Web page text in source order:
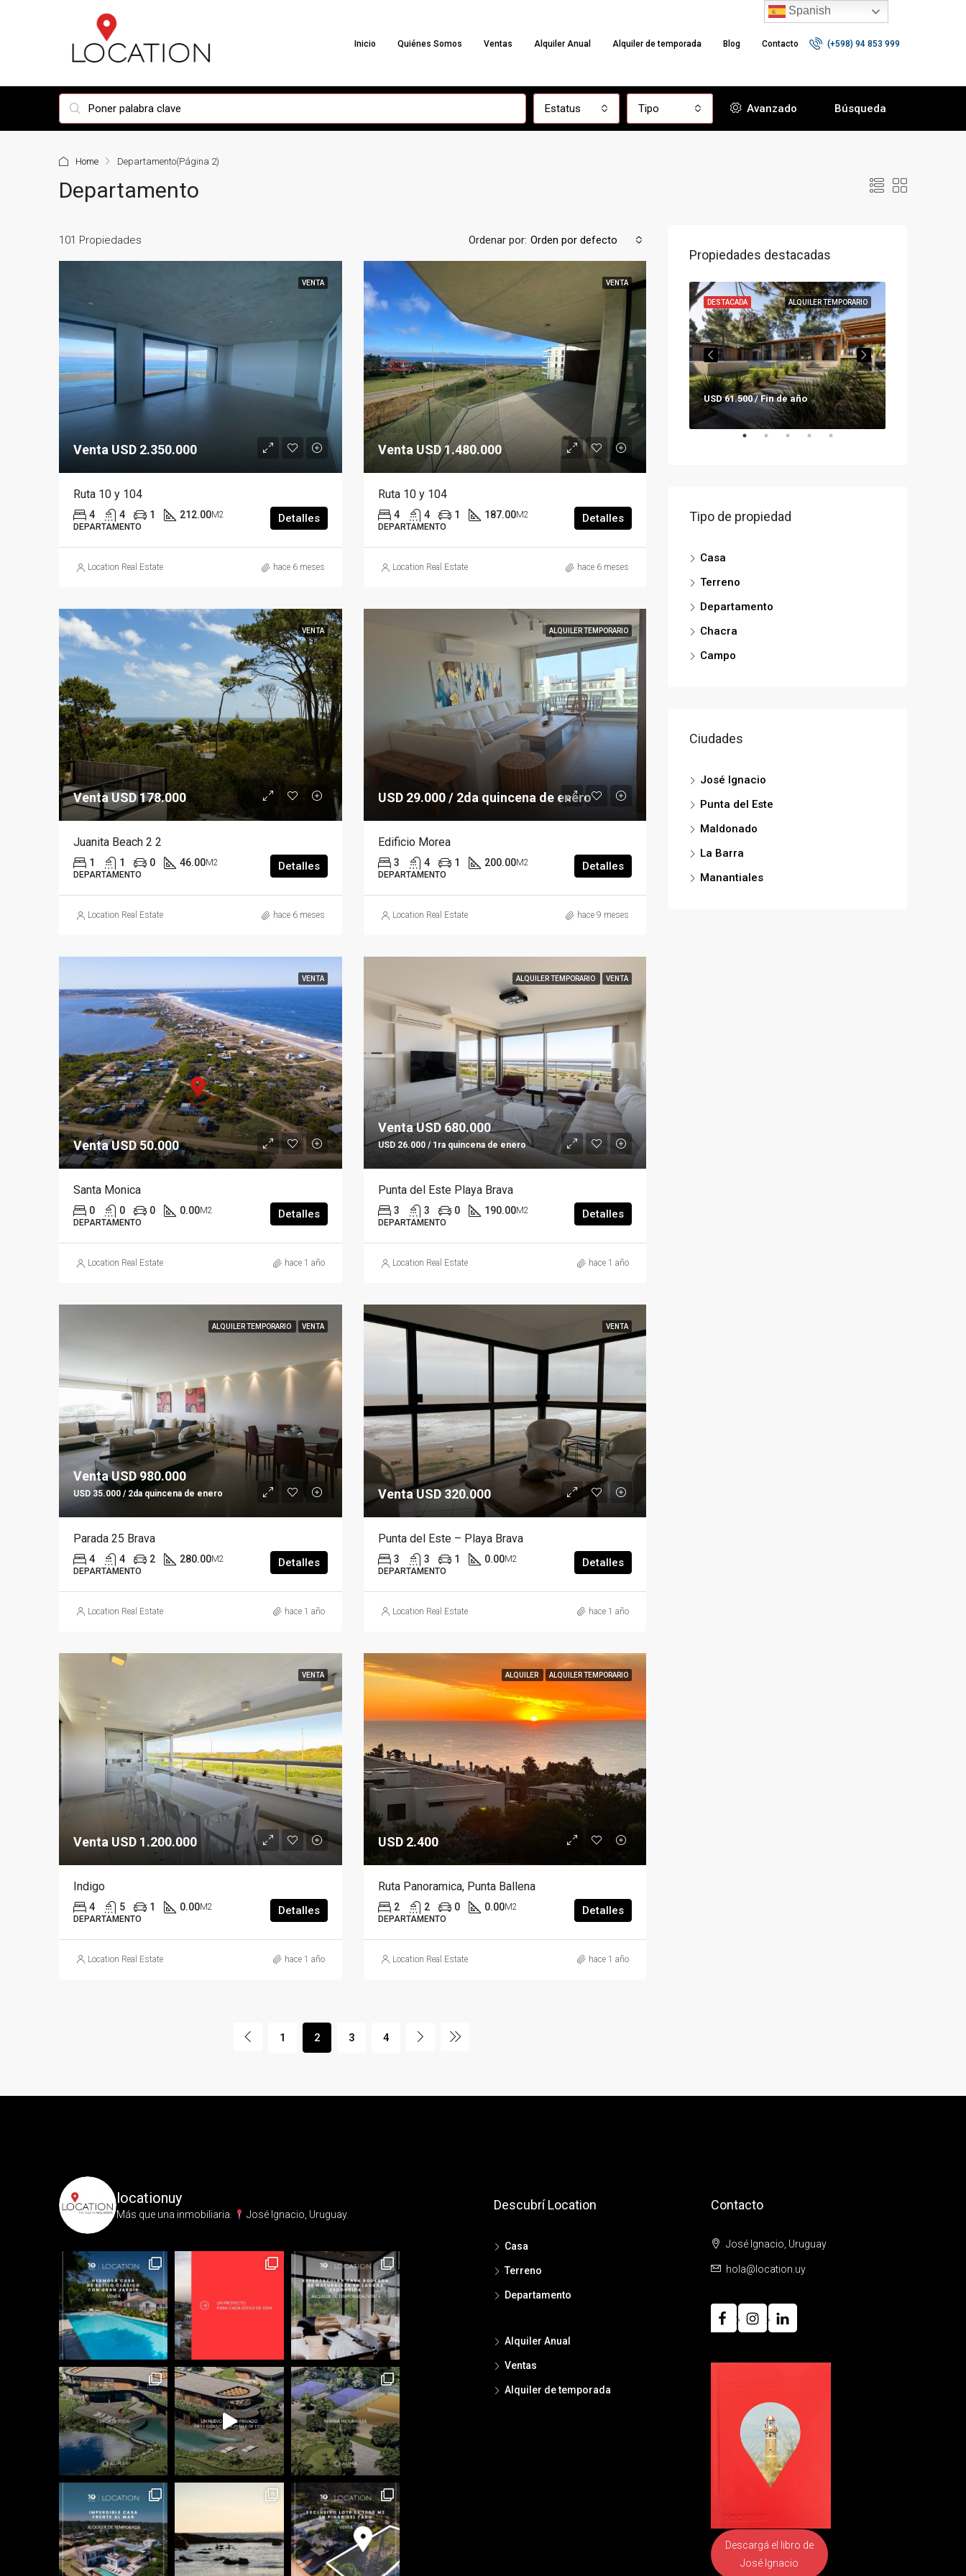
Inicio Quiénes Somos Ventas Alquiler Anual Alquiler de temporada Blog Contacto (+598) 94 853 999
Estatus Tipo Avanzado Búsqueda
Home Departamento(Página 2)
Departamento
101 Propiedades Ordenar por: Orden por defecto
VENTA
Venta USD 2.350.000
Ruta 10 y 104
4 4 1 212.00M2
DEPARTAMENTO
Detalles
Location Real Estate hace 6 meses
VENTA
Venta USD 1.480.000
Ruta 10 y 104
4 4 1 187.00M2
DEPARTAMENTO
Detalles
Location Real Estate hace 6 meses
VENTA
Venta USD 178.000
Juanita Beach 2 2
1 1 0 46.00M2
DEPARTAMENTO
Detalles
Location Real Estate hace 6 meses
ALQUILER TEMPORARIO
USD 29.000 / 2da quincena de enero
Edificio Morea
3 4 1 200.00M2
DEPARTAMENTO
Detalles
Location Real Estate hace 9 meses
VENTA
Venta USD 50.000
Santa Monica
0 0 0 0.00M2
DEPARTAMENTO
Detalles
Location Real Estate hace 1 año
ALQUILER TEMPORARIO VENTA
Venta USD 680.000
USD 26.000 / 1ra quincena de enero
Punta del Este Playa Brava
3 3 0 190.00M2
DEPARTAMENTO
Detalles
Location Real Estate hace 1 año
ALQUILER TEMPORARIO VENTA
Venta USD 980.000
USD 35.000 / 2da quincena de enero
Parada 25 Brava
4 4 2 280.00M2
DEPARTAMENTO
Detalles
Location Real Estate hace 1 año
VENTA
Venta USD 320.000
Punta del Este – Playa Brava
3 3 1 0.00M2
DEPARTAMENTO
Detalles
Location Real Estate hace 1 año
VENTA
Venta USD 1.200.000
Indigo
4 5 1 0.00M2
DEPARTAMENTO
Detalles
Location Real Estate hace 1 año
ALQUILER ALQUILER TEMPORARIO
USD 2.400
Ruta Panoramica, Punta Ballena
2 2 0 0.00M2
DEPARTAMENTO
Detalles
Location Real Estate hace 1 año
1 2 3 4
Propiedades destacadas
Venta USD 325.000
ALQUILER TEMPORARIO
DESTACADA
USD 61.500 / Fin de año
Tipo de propiedad
Casa
Terreno
Departamento
Chacra
Campo
Ciudades
José Ignacio
Punta del Este
Maldonado
La Barra
Manantiales
locationuy
Más que una inmobiliaria.⁣ José Ignacio, Uruguay.
Descubrí Location
Casa
Terreno
Departamento
Alquiler Anual
Ventas
Alquiler de temporada
Contacto
José Ignacio, Uruguay
hola@location.uy
Descargá el libro de
José Ignacio
Spanish